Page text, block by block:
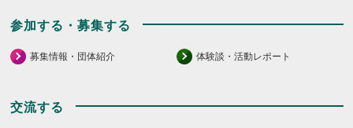
参加する・募集する
募集情報・団体紹介 体験談・活動レポート
交流する